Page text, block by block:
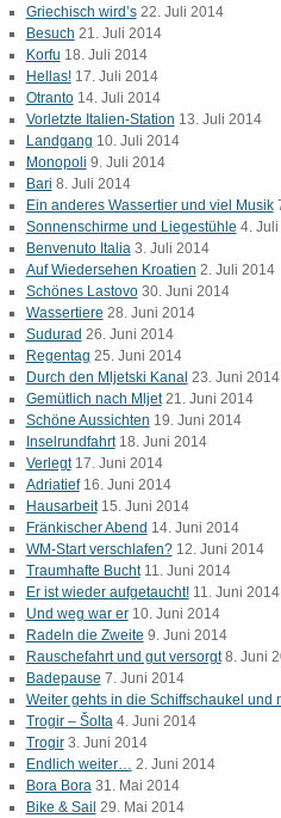
Griechisch wird’s 22. Juli 2014
Besuch 21. Juli 2014
Korfu 18. Juli 2014
Hellas! 17. Juli 2014
Otranto 14. Juli 2014
Vorletzte Italien-Station 13. Juli 2014
Landgang 10. Juli 2014
Monopoli 9. Juli 2014
Bari 8. Juli 2014
Ein anderes Wassertier und viel Musik
Sonnenschirme und Liegestühle 4.
Benvenuto Italia 3. Juli 2014
Auf Wiedersehen Kroatien 2. Juli 2014
Schönes Lastovo 30. Juni 2014
Wassertiere 28. Juni 2014
Sudurad 26. Juni 2014
Regentag 25. Juni 2014
Durch den Mljetski Kanal 23. Juni 2014
Gemütlich nach Mljet 21. Juni 2014
Schöne Aussichten 19. Juni 2014
Inselrundfahrt 18. Juni 2014
Verlegt 17. Juni 2014
Adriatief 16. Juni 2014
Hausarbeit 15. Juni 2014
Fränkischer Abend 14. Juni 2014
WM-Start verschlafen? 12. Juni 2014
Traumhafte Bucht 11. Juni 2014
Er ist wieder aufgetaucht! 11. Juni 2014
Und weg war er 10. Juni 2014
Radeln die Zweite 9. Juni 2014
Rauschefahrt und gut versorgt 8. Juni
Badepause 7. Juni 2014
Weiter gehts in die Schiffschaukel und
Trogir – Šolta 4. Juni 2014
Trogir 3. Juni 2014
Endlich weiter…
2. Juni 2014
Bora Bora 31. Mai 2014
Bike & Sail 29. Mai 2014